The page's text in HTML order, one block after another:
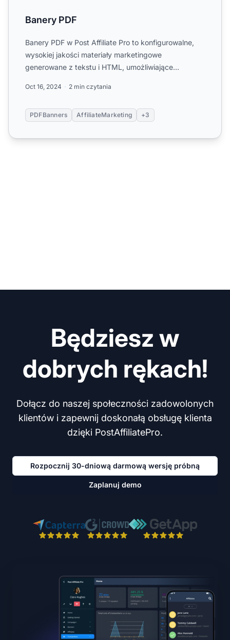
Banery PDF
Banery PDF w Post Affiliate Pro to konfigurowalne,
wysokiej jakości materiały marketingowe
generowane z tekstu i HTML, umożliwiające
Oct 16, 2024 2 min czytania
PDFBanners AffiliateMarketing +3
Będziesz w
dobrych rękach!
Dołącz do naszej społeczności zadowolonych
klientów i zapewnij doskonałą obsługę klienta
dzięki PostAffiliatePro.
Rozpocznij 30-dniową darmową wersję próbną
Zaplanuj demo